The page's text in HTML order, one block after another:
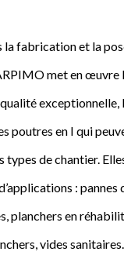
la fabrication et la
met en œuvre
exceptionnelle,
poutres en I qui
types de chantier.
: pannes
planchers en
vides sanitaires.